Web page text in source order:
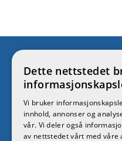
Bobil Vest
+4795963004
Dette nettstedet
Vi bruker
innhold, annonser og
vår. Vi deler også
av nettstedet vårt med våre